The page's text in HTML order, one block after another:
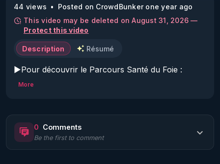
44 views
Posted on CrowdBunker one year ago
This video may be deleted on August 31, 2026 —
Protect this video
Description Résumé
https://f.mtr.cool/fldhgbzhdr
DESSOUS, DÉROULEZ LA DESCRIPTION !
▶Pour s'inscrire à la newsletter RGNR
hebdomadaire  : http://www.rgnr.tv/newsletter
More
0 Comments
Be the first to comment